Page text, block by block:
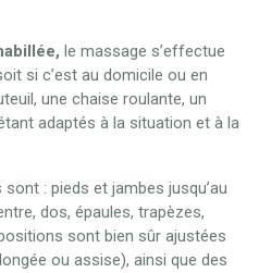
le massage s’effectue
si c’est au domicile ou en
une chaise roulante, un
adaptés à la situation et à la
: pieds et jambes jusqu’au
dos, épaules, trapèzes,
sont bien sûr ajustées
ou assise), ainsi que des